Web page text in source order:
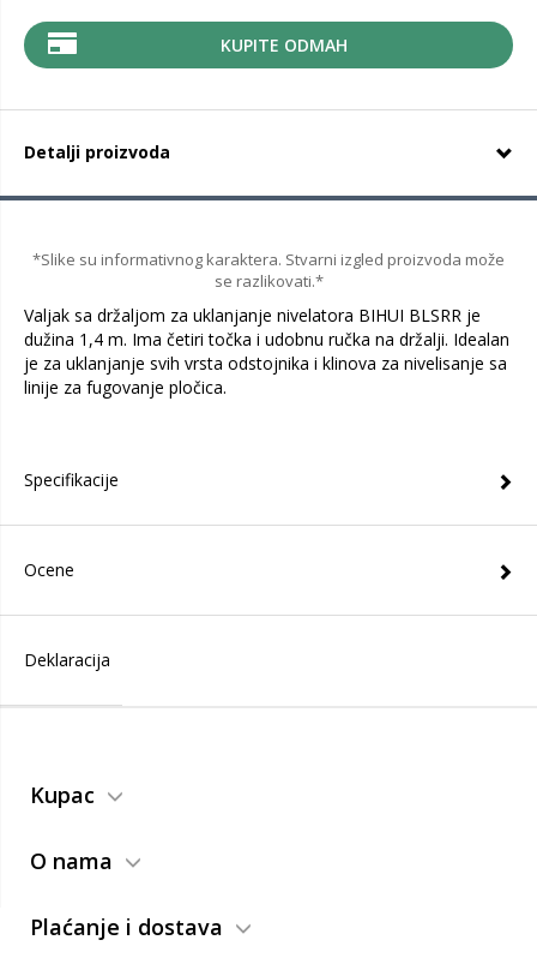
KUPITE ODMAH
Detalji proizvoda
*Slike su informativnog karaktera. Stvarni izgled proizvoda može
se razlikovati.*
Valjak sa držaljom za uklanjanje nivelatora BIHUI BLSRR je
dužina 1,4 m. Ima četiri točka i udobnu ručka na držalji. Idealan
je za uklanjanje svih vrsta odstojnika i klinova za nivelisanje sa
linije za fugovanje pločica.
Specifikacije
Ocene
Deklaracija
Kupac
O nama
Plaćanje i dostava